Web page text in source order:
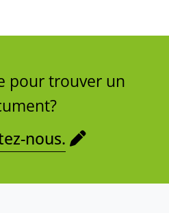
pour trouver un
nous.